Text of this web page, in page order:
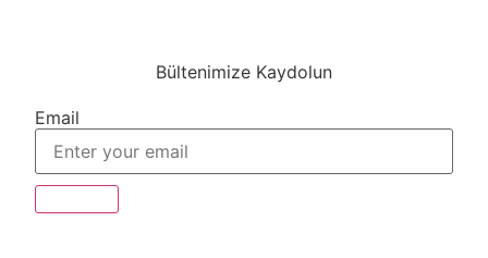
Bültenimize Kaydolun
Email